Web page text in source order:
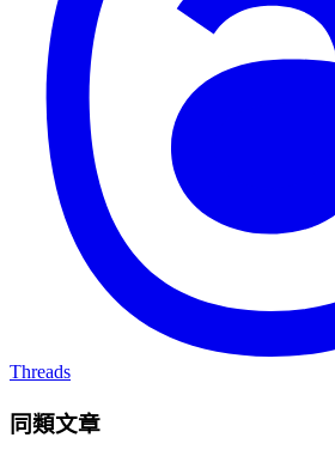
Threads
同類文章